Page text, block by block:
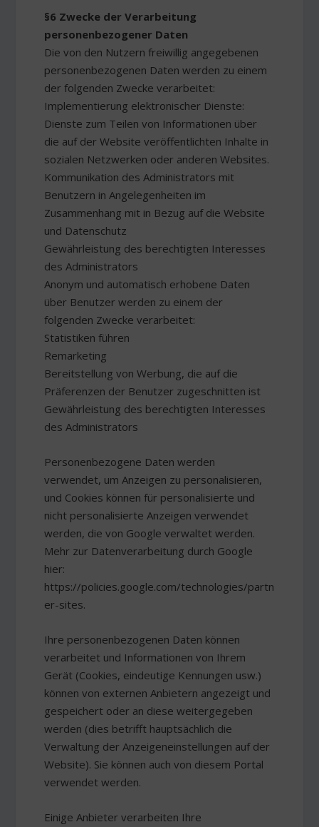
§6 Zwecke der Verarbeitung
personenbezogener Daten
Die von den Nutzern freiwillig angegebenen
personenbezogenen Daten werden zu einem
der folgenden Zwecke verarbeitet:
Implementierung elektronischer Dienste:
Dienste zum Teilen von Informationen über
die auf der Website veröffentlichten Inhalte in
sozialen Netzwerken oder anderen Websites.
Kommunikation des Administrators mit
Benutzern in Angelegenheiten im
Zusammenhang mit in Bezug auf die Website
und Datenschutz
Gewährleistung des berechtigten Interesses
des Administrators
Anonym und automatisch erhobene Daten
über Benutzer werden zu einem der
folgenden Zwecke verarbeitet:
Statistiken führen
Remarketing
Bereitstellung von Werbung, die auf die
Präferenzen der Benutzer zugeschnitten ist
Gewährleistung des berechtigten Interesses
des Administrators
Personenbezogene Daten werden
verwendet, um Anzeigen zu personalisieren,
und Cookies können für personalisierte und
nicht personalisierte Anzeigen verwendet
werden, die von Google verwaltet werden.
Mehr zur Datenverarbeitung durch Google
hier:
https://policies.google.com/technologies/partn
er-sites.
Ihre personenbezogenen Daten können
verarbeitet und Informationen von Ihrem
Gerät (Cookies, eindeutige Kennungen usw.)
können von externen Anbietern angezeigt und
gespeichert oder an diese weitergegeben
werden (dies betrifft hauptsächlich die
Verwaltung der Anzeigeneinstellungen auf der
Website). Sie können auch von diesem Portal
verwendet werden.
Einige Anbieter verarbeiten Ihre